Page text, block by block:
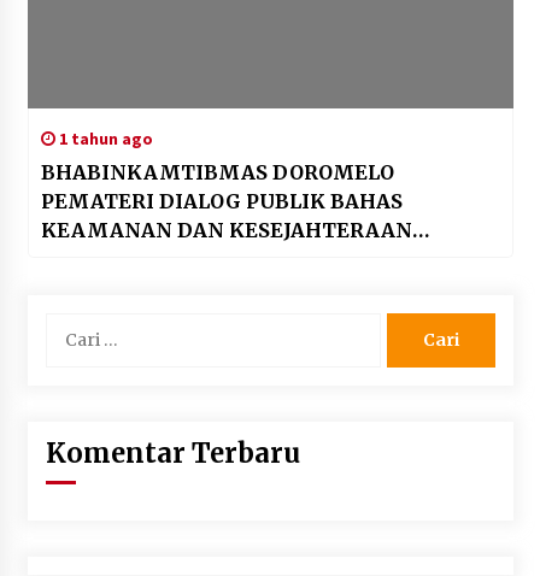
1 tahun ago
BHABINKAMTIBMAS DOROMELO
PEMATERI DIALOG PUBLIK BAHAS
KEAMANAN DAN KESEJAHTERAAN
untuk:
Komentar Terbaru